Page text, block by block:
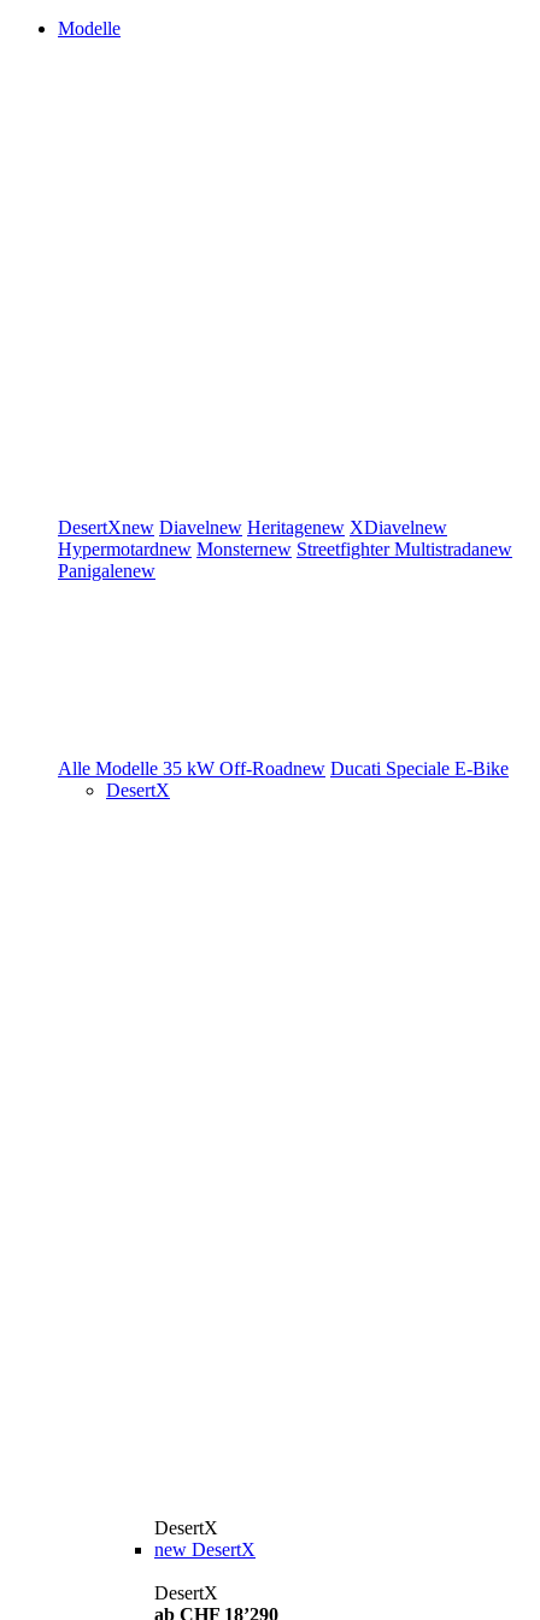
Modelle
DesertXnew Diavelnew Heritagenew XDiavelnew
Hypermotardnew Monsternew StreetfighterMultistradanew
Panigalenew
Alle Modelle 35 kW Off-Roadnew Ducati Speciale E-Bike
DesertX
DesertX
new DesertX
DesertX
ab CHF 18’290